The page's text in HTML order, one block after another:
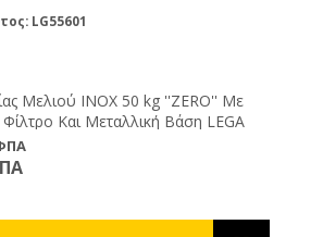
LG55601
Μελιού ΙΝΟΧ 50 kg ''ZERO'' Με
Και Μεταλλική Βάση LEGA